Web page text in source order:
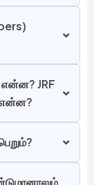
என்ன? JRF
என்ன?